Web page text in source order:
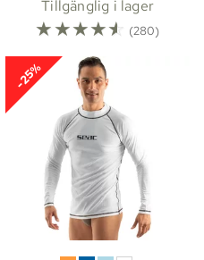
Tillgänglig i lager
☆☆☆☆☆ (280)
-25%